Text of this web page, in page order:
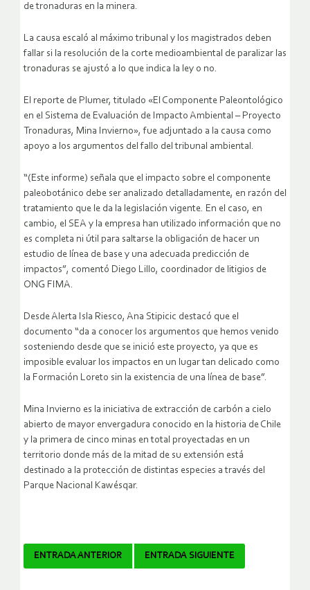
de tronaduras en la minera.
La causa escaló al máximo tribunal y los magistrados deben
fallar si la resolución de la corte medioambiental de paralizar las
tronaduras se ajustó a lo que indica la ley o no.
El reporte de Plumer, titulado «El Componente Paleontológico
en el Sistema de Evaluación de Impacto Ambiental – Proyecto
Tronaduras, Mina Invierno», fue adjuntado a la causa como
apoyo a los argumentos del fallo del tribunal ambiental.
“(Este informe) señala que el impacto sobre el componente
paleobotánico debe ser analizado detalladamente, en razón del
tratamiento que le da la legislación vigente. En el caso, en
cambio, el SEA y la empresa han utilizado información que no
es completa ni útil para saltarse la obligación de hacer un
estudio de línea de base y una adecuada predicción de
impactos”, comentó Diego Lillo, coordinador de litigios de
ONG FIMA.
Desde Alerta Isla Riesco, Ana Stipicic destacó que el
documento “da a conocer los argumentos que hemos venido
sosteniendo desde que se inició este proyecto, ya que es
imposible evaluar los impactos en un lugar tan delicado como
la Formación Loreto sin la existencia de una línea de base”.
Mina Invierno es la iniciativa de extracción de carbón a cielo
abierto de mayor envergadura conocido en la historia de Chile
y la primera de cinco minas en total proyectadas en un
territorio donde más de la mitad de su extensión está
destinado a la protección de distintas especies a través del
Parque Nacional Kawésqar.
Navegador
ENTRADA ANTERIOR ENTRADA SIGUIENTE